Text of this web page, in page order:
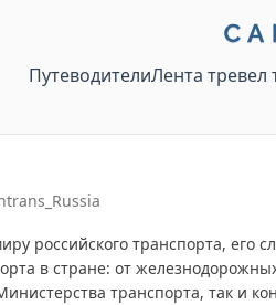
ПутеводителиЛента тревел
российского транспорта,
в стране: от
транспорта, так и